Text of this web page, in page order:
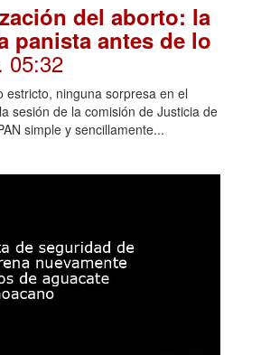
del aborto: la
panista antes de lo
. 05:32
estricto, ninguna sorpresa en el
sesión de la comisión de Justicia de
simple y sencillamente...